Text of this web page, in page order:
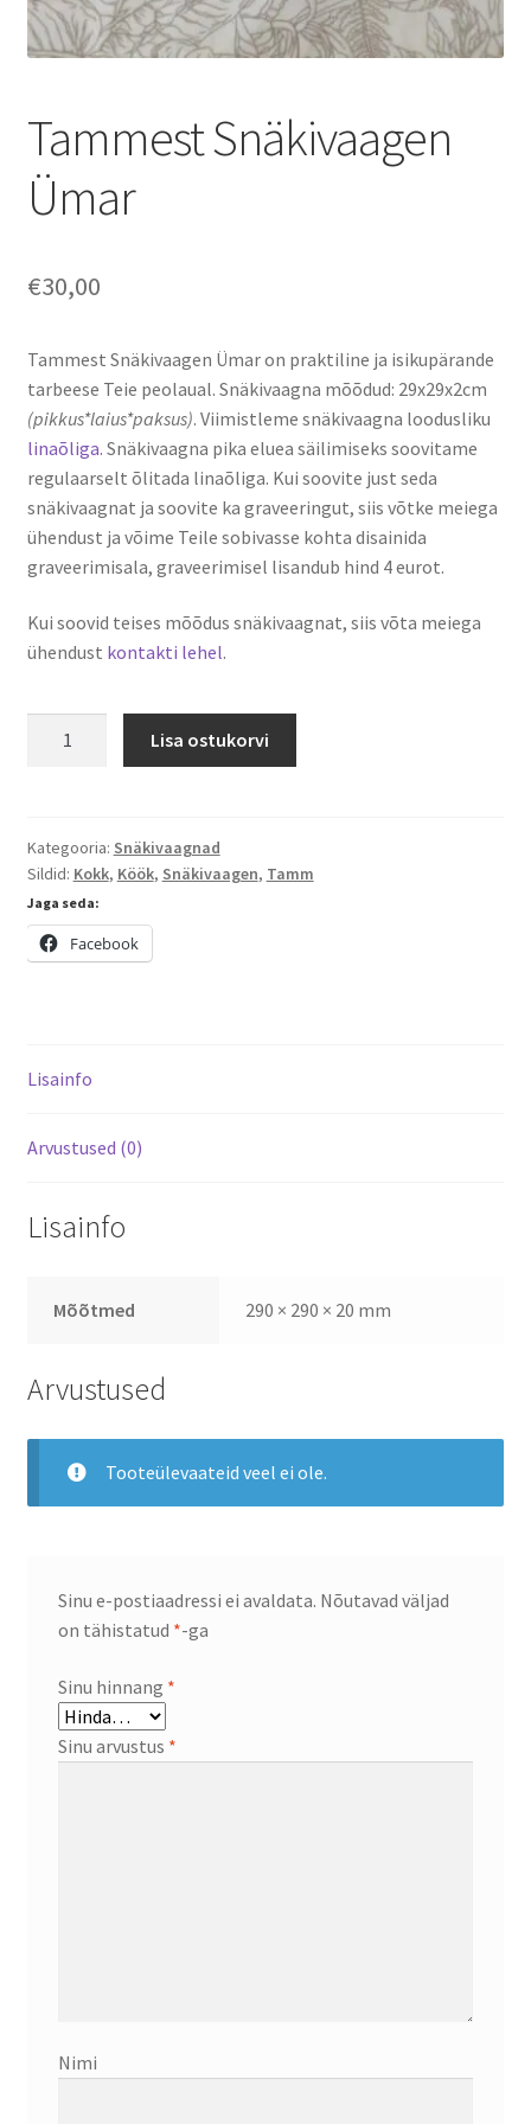
Tammest Snäkivaagen
Ümar
€30,00
Tammest Snäkivaagen Ümar on praktiline ja isikupärande
tarbeese Teie peolaual. Snäkivaagna mõõdud: 29x29x2cm
(pikkus*laius*paksus). Viimistleme snäkivaagna loodusliku
linaõliga. Snäkivaagna pika eluea säilimiseks soovitame
regulaarselt õlitada linaõliga. Kui soovite just seda
snäkivaagnat ja soovite ka graveeringut, siis võtke meiega
ühendust ja võime Teile sobivasse kohta disainida
graveerimisala, graveerimisel lisandub hind 4 eurot.
Kui soovid teises mõõdus snäkivaagnat, siis võta meiega
ühendust kontakti lehel.
Lisa ostukorvi
Kategooria: Snäkivaagnad
Sildid: Kokk, Köök, Snäkivaagen, Tamm
Jaga seda:
Facebook
Lisainfo
Arvustused (0)
Lisainfo
Mõõtmed 290 × 290 × 20 mm
Arvustused
Tooteülevaateid veel ei ole.
Sinu e-postiaadressi ei avaldata. Nõutavad väljad
on tähistatud *-ga
Sinu hinnang *
Sinu arvustus *
Nimi